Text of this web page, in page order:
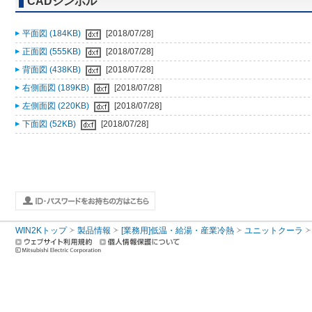
平面図 (184KB)
[2018/07/28]
正面図 (555KB)
[2018/07/28]
背面図 (438KB)
[2018/07/28]
右側面図 (189KB)
[2018/07/28]
左側面図 (220KB)
[2018/07/28]
下面図 (52KB)
[2018/07/28]
WIN2Kトップ 製品情報 [業務用]低温・給湯・産業冷熱 ユニットクーラ